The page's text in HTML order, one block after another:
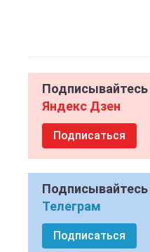
Подписывайтесь
Яндекс Дзен
Подписаться
Подписывайтесь
Телеграм
Подписаться